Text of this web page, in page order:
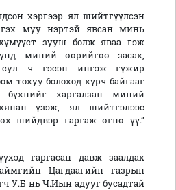
хэргээр ял шийтгүүлсэн
гэх муу нэртэй явсан минь
зууш болж яваа гэж
миний өөрийгөө засах,
сул ч гэсэн ингэж гүжир
тохуу болоход хүрч байгааг
бүхнийг харгалзан миний
үзэж, ял шийтгэлээс
шийдвэр гаргаж өгнө үү.”
гаргасан давж заалдах
Цагдаагийн газрын
У.Б нь Ч.Иын адууг бусадтай